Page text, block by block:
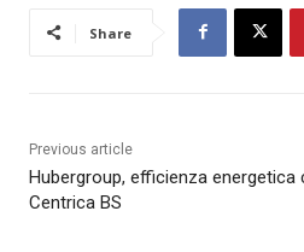
Share
Previous article
Hubergroup, efficienza
Centrica BS